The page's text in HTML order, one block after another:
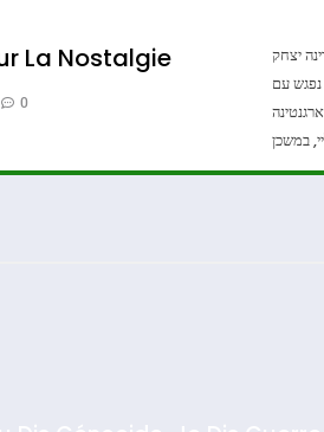
La Nostalgie
0
יצחק
נפגש עם
במשכן
Ravageur – Vanessa De